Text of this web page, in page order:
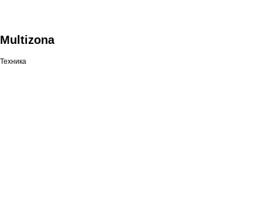
Multizona
Техника